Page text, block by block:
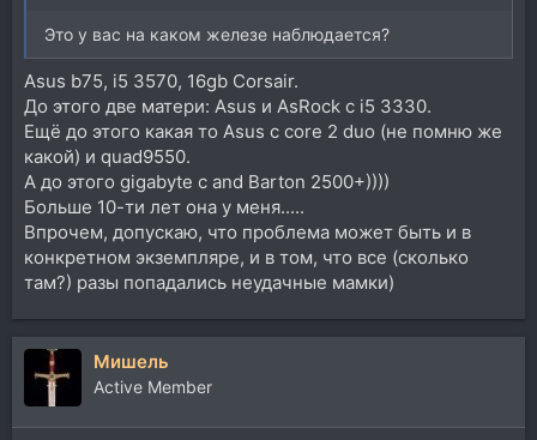
Это у вас на каком железе наблюдается?
Asus b75, i5 3570, 16gb Corsair.
До этого две матери: Asus и AsRock с i5 3330.
Ещё до этого какая то Asus с core 2 duo (не помню же
какой) и quad9550.
А до этого gigabyte с and Barton 2500+))))
Больше 10-ти лет она у меня.....
Впрочем, допускаю, что проблема может быть и в
конкретном экземпляре, и в том, что все (сколько
там?) разы попадались неудачные мамки)
Мишель
Active Member